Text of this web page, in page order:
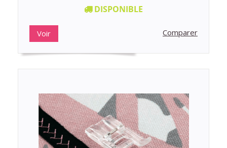
DISPONIBLE
Voir Comparer